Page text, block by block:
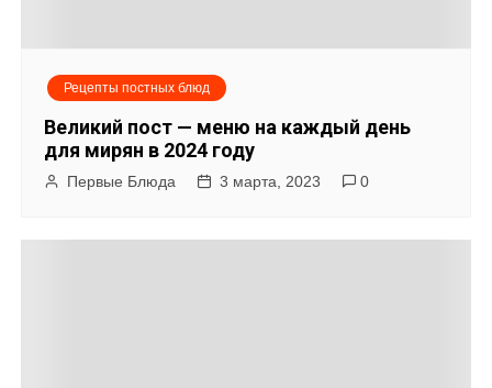
Рецепты постных блюд
Великий пост — меню на каждый день
для мирян в 2024 году
Первые Блюда 3 марта, 2023 0